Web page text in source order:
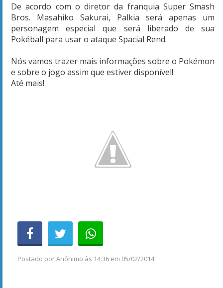
De acordo com o diretor da franquia Super Smash
Bros. Masahiko Sakurai, Palkia será apenas um
personagem especial que será liberado de sua
Pokéball para usar o ataque Spacial Rend.
Nós vamos trazer mais informações sobre o Pokémon
e sobre o jogo assim que estiver disponível!
Até mais!
Postado porAnônimo às 14:36 em 05/02/2014